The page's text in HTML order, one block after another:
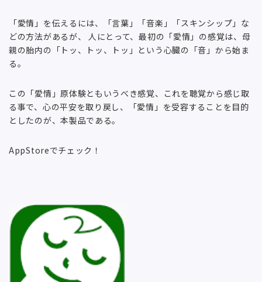
「愛情」を伝えるには、「言葉」「音楽」「スキンシップ」な
どの方法があるが、 人にとって、最初の「愛情」の感覚は、母
親の胎内の「トッ、トッ、トッ」という心臓の「音」から始ま
る。
この「愛情」原体験ともいうべき感覚、これを聴覚から感じ取
る事で、心の平安を取り戻し、「愛情」を受容することを目的
としたのが、本製品である。
AppStoreでチェック！